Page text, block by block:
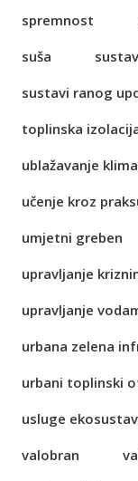
spremnost
suša
sustavi ranog
toplinska
ublažavanje
učenje kroz
umjetni greben
upravljanje
upravljanje
urbana zelena
urbani toplinski
usluge
valobran